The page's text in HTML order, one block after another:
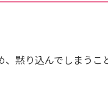
黙り込んでしまうこ